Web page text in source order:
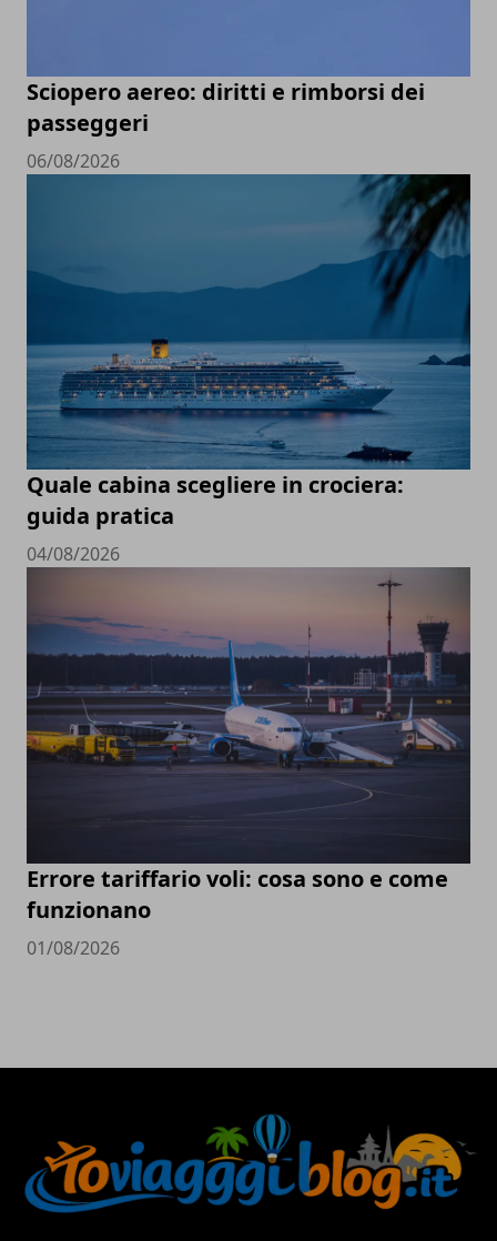
Sciopero aereo: diritti e rimborsi dei
passeggeri
06/08/2026
Quale cabina scegliere in crociera:
guida pratica
04/08/2026
Errore tariffario voli: cosa sono e come
funzionano
01/08/2026